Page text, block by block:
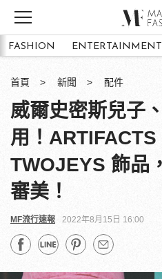
FASHION ENTERTAINMENT
首頁 新聞 配件
威爾史密斯兒子
用！
TWOJEYS 飾品
審美！
MF流行速報 2022年8月15日 16:00